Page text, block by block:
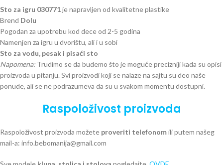
Sto za igru 030771je napravljen od kvalitetne plastike
Brend Dolu
Pogodan za upotrebu kod dece od 2-5 godina
Namenjen za igru u dvorištu, ali i u sobi
Sto za vodu, pesak i pisaći sto
Napomena: Trudimo se da budemo što je moguće precizniji kada su opisi
proizvoda u pitanju. Svi proizvodi koji se nalaze na sajtu su deo naše
ponude, ali se ne podrazumeva da su u svakom momentu dostupni.
Raspoloživost proizvoda
Raspoloživost proizvoda možete proveriti telefonomili putem našeg
mail-a: info.bebomanija@gmail.com